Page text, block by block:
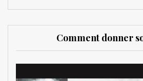
Comment donner